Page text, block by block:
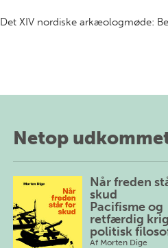
Det XIV nordiske arkæologmøde:
Netop
Når freden
skud
Pacifisme og
retfærdig
politisk
Af Morten Dige